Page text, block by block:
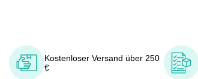
Kostenloser Versand über 250
€